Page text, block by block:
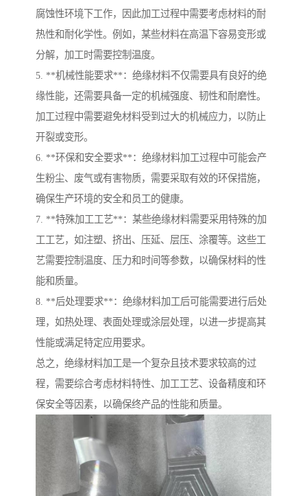
腐蚀性环境下工作，因此加工过程中需要考虑材料的耐
热性和耐化学性。例如，某些材料在高温下容易变形或
分解，加工时需要控制温度。
5. **机械性能要求**：绝缘材料不仅需要具有良好的绝
缘性能，还需要具备一定的机械强度、韧性和耐磨性。
加工过程中需要避免材料受到过大的机械应力，以防止
开裂或变形。
6. **环保和安全要求**：绝缘材料加工过程中可能会产
生粉尘、废气或有害物质，需要采取有效的环保措施，
确保生产环境的安全和员工的健康。
7. **特殊加工工艺**：某些绝缘材料需要采用特殊的加
工工艺，如注塑、挤出、压延、层压、涂覆等。这些工
艺需要控制温度、压力和时间等参数，以确保材料的性
能和质量。
8. **后处理要求**：绝缘材料加工后可能需要进行后处
理，如热处理、表面处理或涂层处理，以进一步提高其
性能或满足特定应用要求。
总之，绝缘材料加工是一个复杂且技术要求较高的过
程，需要综合考虑材料特性、加工工艺、设备精度和环
保安全等因素，以确保终产品的性能和质量。